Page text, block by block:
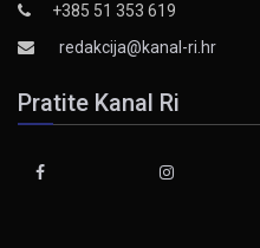
+385 51 353 619
redakcija@kanal-ri.hr
Pratite Kanal Ri